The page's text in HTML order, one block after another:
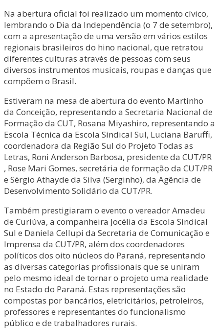
Na abertura oficial foi realizado um momento cívico,
lembrando o Dia da Independência (o 7 de setembro),
com a apresentação de uma versão em vários estilos
regionais brasileiros do hino nacional, que retratou
diferentes culturas através de pessoas com seus
diversos instrumentos musicais, roupas e danças que
compõem o Brasil.
Estiveram na mesa de abertura do evento Martinho
da Conceição, representando a Secretaria Nacional de
Formação da CUT, Rosana Miyashiro, representando a
Escola Técnica da Escola Sindical Sul, Luciana Baruffi,
coordenadora da Região Sul do Projeto Todas as
Letras, Roni Anderson Barbosa, presidente da CUT/PR
, Rose Mari Gomes, secretária de formação da CUT/PR
e Sérgio Athayde da Silva (Serginho), da Agência de
Desenvolvimento Solidário da CUT/PR.
Também prestigiaram o evento o vereador Amadeu
de Curiúva, a companheira Jocélia da Escola Sindical
Sul e Daniela Cellupi da Secretaria de Comunicação e
Imprensa da CUT/PR, além dos coordenadores
políticos dos oito núcleos do Paraná, representando
as diversas categorias profissionais que se uniram
pelo mesmo ideal de tornar o projeto uma realidade
no Estado do Paraná. Estas representações são
compostas por bancários, eletricitários, petroleiros,
professores e representantes do funcionalismo
público e de trabalhadores rurais.